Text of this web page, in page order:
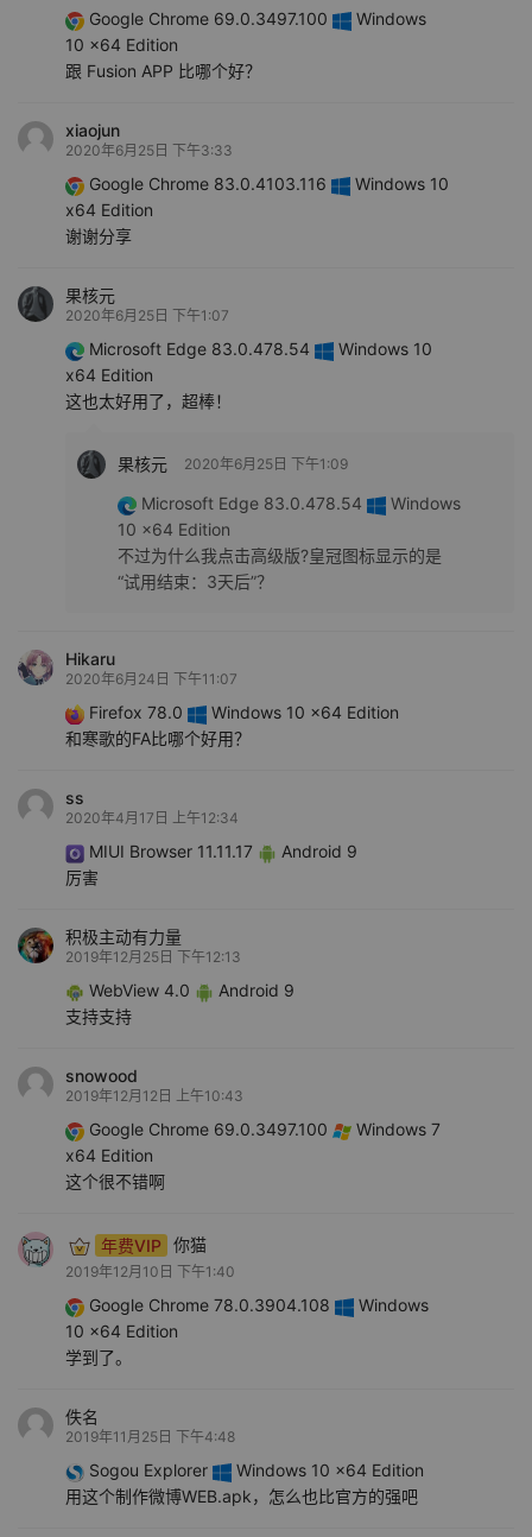
Google Chrome 69.0.3497.100
Windows
10 x64 Edition
跟 Fusion APP 比哪个好？
xiaojun
2020年6月25日 下午3:33
Google Chrome 83.0.4103.116
Windows 10
x64 Edition
谢谢分享
果核元
2020年6月25日 下午1:07
Microsoft Edge 83.0.478.54
Windows 10
x64 Edition
这也太好用了，超棒！
果核元 2020年6月25日 下午1:09
Microsoft Edge 83.0.478.54
Windows
10 x64 Edition
不过为什么我点击高级版?皇冠图标显示的是
“试用结束：3天后”？
Hikaru
2020年6月24日 下午11:07
Firefox 78.0
Windows 10 x64 Edition
和寒歌的FA比哪个好用？
ss
2020年4月17日 上午12:34
MIUI Browser 11.11.17
Android 9
厉害
积极主动有力量
2019年12月25日 下午12:13
WebView 4.0
Android 9
支持支持
snowood
2019年12月12日 上午10:43
Google Chrome 69.0.3497.100
Windows 7
x64 Edition
这个很不错啊
年费VIP 你猫
2019年12月10日 下午1:40
Google Chrome 78.0.3904.108
Windows
10 x64 Edition
学到了。
佚名
2019年11月25日 下午4:48
Sogou Explorer
Windows 10 x64 Edition
用这个制作微博WEB.apk，怎么也比官方的强吧